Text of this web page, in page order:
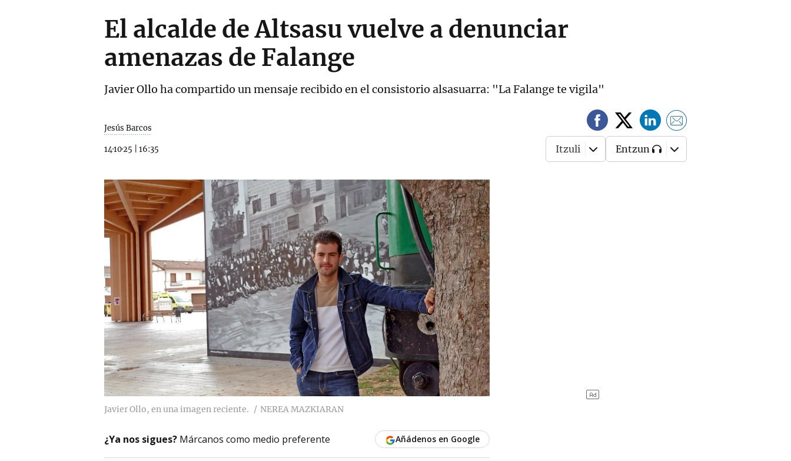
El alcalde de Altsasu vuelve a denunciar
amenazas de Falange
Javier Ollo ha compartido un mensaje recibido en el consistorio alsasuarra: "La Falange te vigila"
Jesús Barcos
14·10·25 16:35 Itzuli Entzun
Javier Ollo, en una imagen reciente. NEREA MAZKIARAN
¿Ya nos sigues? Márcanos como medio preferente Añádenos en Google